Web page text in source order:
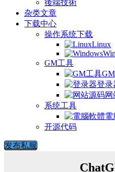
後端技術
杂类文章
下载中心
操作系统下载
Linux
GM工具
登录
系统工具
電
开源代码
发布私服